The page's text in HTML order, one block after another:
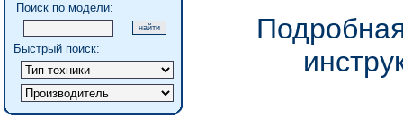
Поиск по модели:
Быстрый поиск: